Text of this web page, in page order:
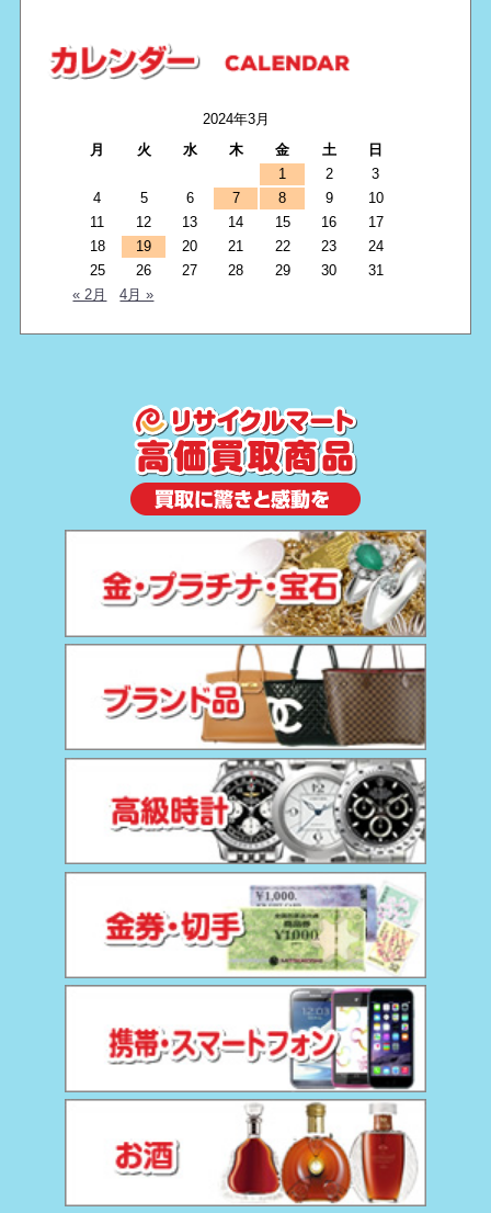
2024年3月
月
火 水 木 金 土
日
1
2
3
4
5 6 7 8 9
10
11
12 13 14 15 16
17
18
19 20 21 22 23
24
25
26 27 28 29 30
31
« 2月
4月 »